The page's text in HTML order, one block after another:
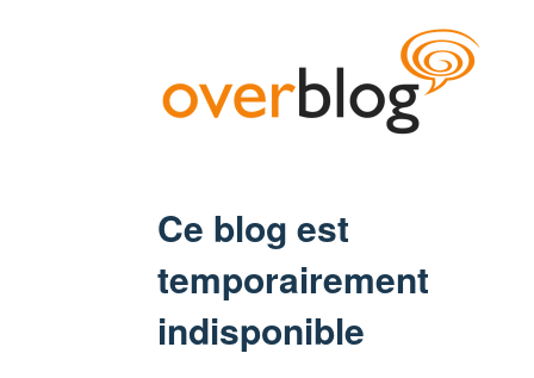
Ce blog est
temporairement
indisponible